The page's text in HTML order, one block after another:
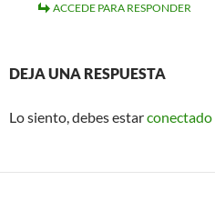
ACCEDE PARA RESPONDER
DEJA UNA RESPUESTA
Lo siento, debes estarconectado